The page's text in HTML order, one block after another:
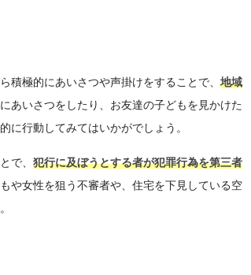
積極的にあいさつや声掛けをすることで、 地域
あいさつをしたり、お友達の子どもを見かけた
に行動してみてはいかがでしょう。
で、 犯行に及ぼうとする者が犯罪行為を第三者
や女性を狙う不審者や、住宅を下見している空